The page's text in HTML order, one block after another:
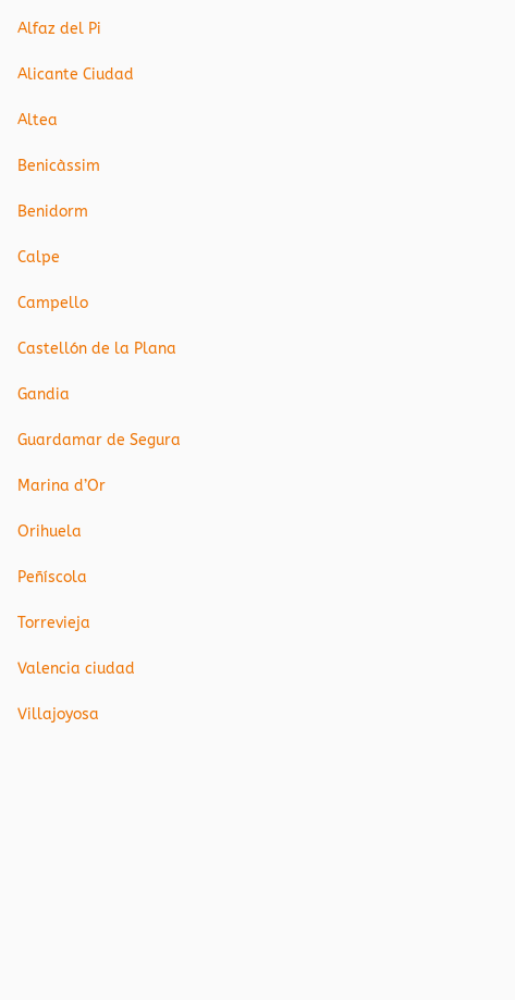
Alfaz del Pi
Alicante Ciudad
Altea
Benicàssim
Benidorm
Calpe
Campello
Castellón de la Plana
Gandia
Guardamar de Segura
Marina d’Or
Orihuela
Peñíscola
Torrevieja
Valencia ciudad
Villajoyosa